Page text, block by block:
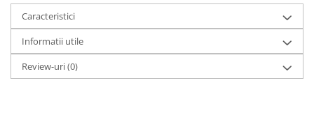
Caracteristici
Informatii utile
Review-uri(0)